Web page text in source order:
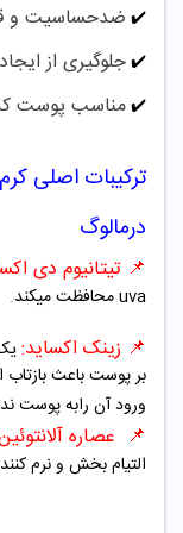
✔️ ضدحساسیت و
✔️جلوگیری از
✔️مناسب پوست
درمالوگ
📌 تیتانیوم دی
uva محافظت میکند
.
📌 زینک اکساید:
ورود آن رابه پوست
📌 عصاره
التیام بخش و نرم